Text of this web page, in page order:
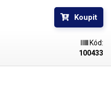
kontaktem s hrotem
Koupit
Kód:
100433